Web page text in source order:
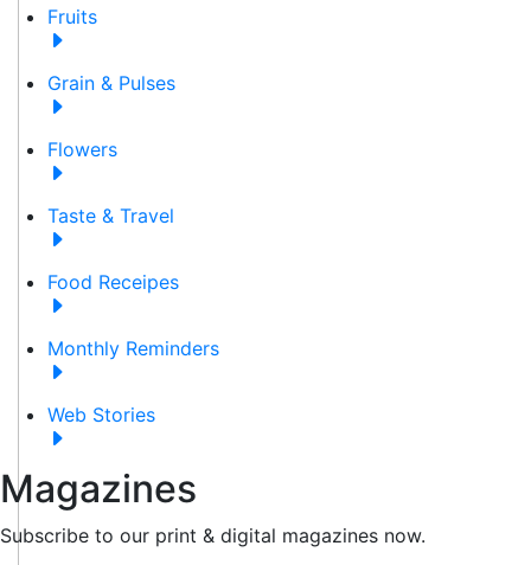
Fruits
Grain & Pulses
Flowers
Taste & Travel
Food Receipes
Monthly Reminders
Web Stories
Magazines
Subscribe to our print & digital magazines now.